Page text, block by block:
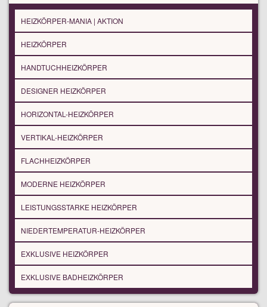
HEIZKÖRPER-MANIA | AKTION
HEIZKÖRPER
HANDTUCHHEIZKÖRPER
DESIGNER HEIZKÖRPER
HORIZONTAL-HEIZKÖRPER
VERTIKAL-HEIZKÖRPER
FLACHHEIZKÖRPER
MODERNE HEIZKÖRPER
LEISTUNGSSTARKE HEIZKÖRPER
NIEDERTEMPERATUR-HEIZKÖRPER
EXKLUSIVE HEIZKÖRPER
EXKLUSIVE BADHEIZKÖRPER